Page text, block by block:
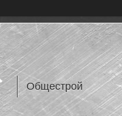
Общестрой